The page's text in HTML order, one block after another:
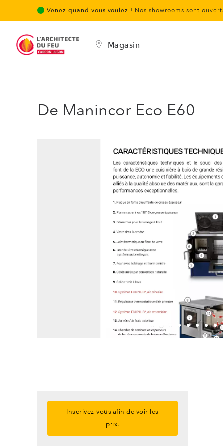
Venez quand vous voulez ! Nos showrooms sont
Magasin
De Manincor Eco E60
Inscrivez-vous afin de voir les
prix.